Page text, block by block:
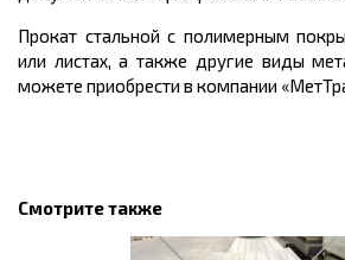
Прокат стальной с полимерным
или листах, а также другие виды
можете приобрести в компании
Смотрите также